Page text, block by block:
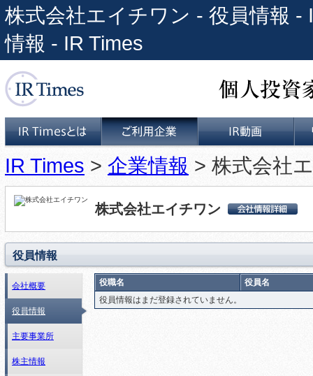
株式会社エイチワン - 役員情報
情報 - IR Times
IR Timesとは ご利用企業 IR動画
IR Times > 企業情報 > 株式会社
株式会社エイチワン
ン 会社詳細情報
役員情報
会社概要
役員情報
主要事業所
株主情報
役職名
役員名
役員情報はまだ登録されていません。